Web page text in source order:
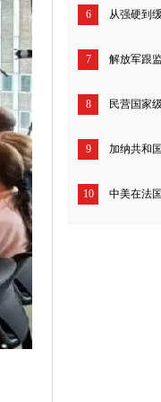
6 从强硬到
7 解放军跟
8
9
10 中美在法